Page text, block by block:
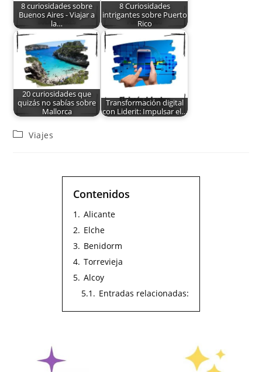
8 curiosidades sobre
Buenos Aires - Viajar a
la…
8 Curiosidades
intrigantes sobre Puerto
Rico
20 curiosidades que
quizás no sabías sobre
Mallorca
Transformación digital
con Liderit: Impulsar el…
Viajes
Contenidos
1. Alicante
2. Elche
3. Benidorm
4. Torrevieja
5. Alcoy
5.1. Entradas relacionadas: